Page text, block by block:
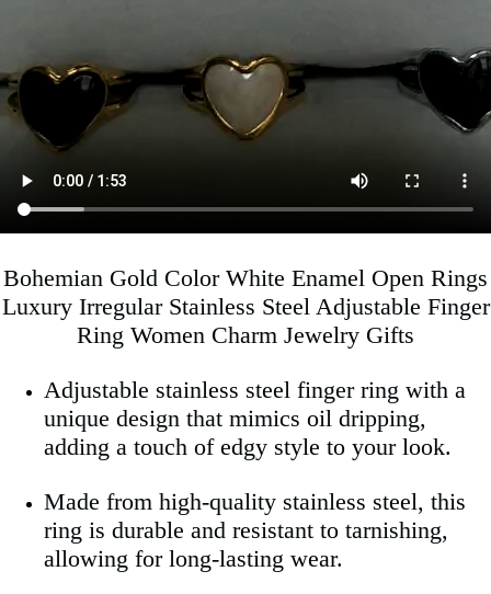
Bohemian Gold Color White Enamel Open Rings
Luxury Irregular Stainless Steel Adjustable Finger
Ring Women Charm Jewelry Gifts
Adjustable stainless steel finger ring with a
unique design that mimics oil dripping,
adding a touch of edgy style to your look.
Made from high-quality stainless steel, this
ring is durable and resistant to tarnishing,
allowing for long-lasting wear.